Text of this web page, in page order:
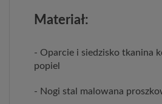
Materiał:
- Oparcie i siedzisko tkanina
popiel
- Nogi stal malowana